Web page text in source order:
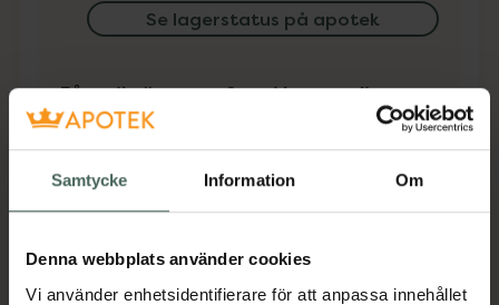
Samtycke Information Om
Denna webbplats använder cookies
Vi använder enhetsidentifierare för att anpassa innehållet
Se lagerstatus på apotek
Få mejl när varan finns i lager online
Din e-postadress
Spara